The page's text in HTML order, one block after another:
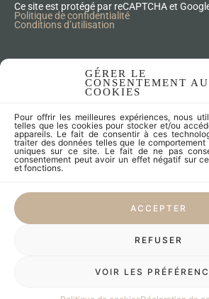
GÉRER LE
CONSENTEMENT
COOKIES
Pour offrir les meilleures expériences, nous
telles que les cookies pour stocker et/ou
appareils. Le fait de consentir à ces
traiter des données telles que le
uniques sur ce site. Le fait de ne pas
consentement peut avoir un effet négatif sur
et fonctions.
ACCEPTER
REFUSER
VOIR LES
Ce site est protégé par reCAPTCHA et
Politique de confidentialité
Conditions d’utilisation
Nos Produits Upcycling
Articles zéro déchet
Fleurs séchées
Lampes
Meubles
Objets
Univers de l'enfant
Vaisselle